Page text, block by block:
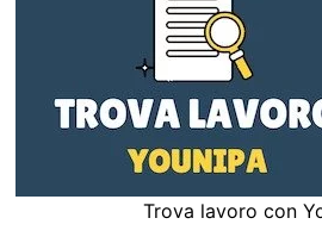
Trova lavoro con